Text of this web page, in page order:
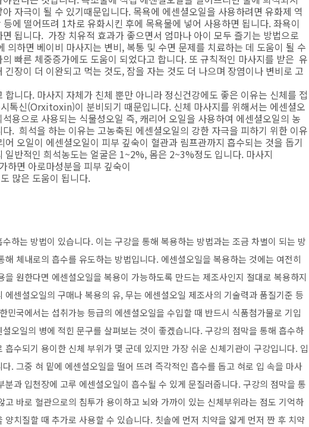
자극이 될 수 있기때문입니다. 목욕에 에센셜오일을 사용하려면 유화제 역
에 떨어뜨려 1차로 유화시킨 후에 목욕물에 넣어 사용하면 됩니다. 좌욕이
됩니다. 가장 치유적 효과가 좋으면서 엄마나 아이 모두 즐기는 방법으로
의하면 베이비 마사지는 변비, 복통 및 수면 문제를 치료하는 데 도움이 될 수
빠른 체중증가에도 도움이 되었다고 합니다. 또 규칙적인 마사지를 받은 유
장이 더 이완되고 먹는 것도, 잠을 자는 것도 더 나으며 장염이나 변비로 고
니다. 마사지 자체가 친체 뿐만 아니라 정신건강에도 좋은 이유는 신체를 접
톡신(Orxitoxin)이 분비되기 때문입니다. 신체 마사지를 위해서는 에센셜오
용으로 사용되는 식물성오일 즉, 캐리어 오일을 사용하여 에센셜오일의 농
. 희석을 하는 이유는 고농축된 에센셜오일의 강한 자극을 피하기 위한 이유
오일이 에센셜오일이 피부 깊숙이 혈관과 림프관까지 흡수되는 것을 돕기
일반적인 희석농도는 얼굴은 1~2%, 몸은 2~3%정도 입니다. 마사지
하면 아로마성분을 피부 깊숙이
많은 도움이 됩니다.
하는 방법이 있습니다. 이는 구강을 통해 복용하는 방법과는 조금 차별이 되는 방
해 체내로의 흡수를 유도하는 방법입니다. 에센셜오일을 복용하는 것에는 여전히
원한다면 에센셜오일을 복용이 가능하도록 만드는 제조사인지 절대로 복용하지
에센셜오일의 구매나 복용의 유, 무는 에센셜오일 제조사의 기술력과 품질기준 등
민국에서는 섭취가능 등급의 에센셜오일을 수입할 때 반드시 식품첨가물로 기입
오일의 병에 적힌 문구를 살펴보는 것이 좋겠습니다. 구강의 점막을 통해 흡수하
수되기 용이한 신체 부위가 몇 군데 있지만 가장 쉬운 신체기관이 구강입니다. 입
. 그중 혀 밑에 에센셜오일을 떨어 뜨려 즉각적인 흡수를 돕고 혀로 입 속을 마사
과 입천장에 고루 에센셜오일이 흡수될 수 있게 문질러줍니다. 구강의 점막을 통
고 바로 혈관으로의 침투가 용이하고 뇌와 가까이 있는 신체부위라는 점도 기억하
치질할 때 추가로 사용할 수 있습니다. 칫솔에 먼저 치약을 얇게 먼저 짠 후 치약